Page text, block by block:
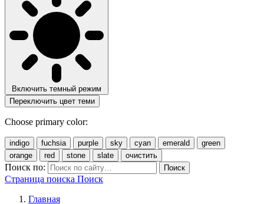
Включить темный режим
Переключить цвет теми
Choose primary color:
indigo fuchsia purple sky cyan emerald
green
orange
red stone slate очистить
Поиск по: Поиск
Страница поиска Поиск
Главная